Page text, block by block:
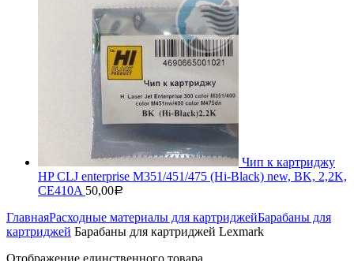
Чип к картриджу
HP CLJ enterprise M351/451/475 (Hi-Black) new, BK, 2,2K,
CE410A 50,00Р
ГлавнаяРасходные материалы для картриджейБарабаны для
картриджей Барабаны для картриджей Lexmark
Отображение единственного товара